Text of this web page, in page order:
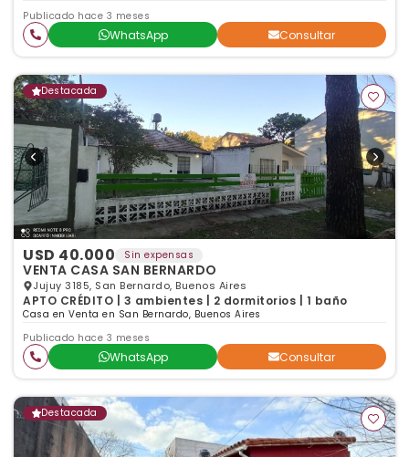
Publicado hace 3 meses
WhatsApp Consultar
Destacada
USD 40.000 Sin expensas
VENTA CASA SAN BERNARDO
Jujuy 3185, San Bernardo, Buenos Aires
APTO CRÉDITO | 3 ambientes | 2 dormitorios | 1 baño
Casa en Venta en San Bernardo, Buenos Aires
Publicado hace 3 meses
WhatsApp Consultar
Destacada